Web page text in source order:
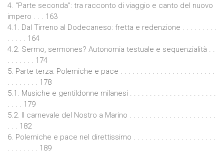
4. “Parte seconda”: tra racconto di viaggio e canto del nuovo
impero . . . 163
4.1. Dal Tirreno al Dodecaneso: fretta e redenzione . . . . . . . . .
. . . . . 164
4.2. Sermo, sermones? Autonomia testuale e sequenzialità . .
. . . . . . . 174
5. Parte terza: Polemiche e pace . . . . . . . . . . . . . . . . . . . . . . . .
. . . . . . . . 178
5.1. Musiche e gentildonne milanesi . . . . . . . . . . . . . . . . . . . . . .
. . . . 179
5.2. Il carnevale del Nostro a Marino . . . . . . . . . . . . . . . . . . . . . .
. . . 182
6. Polemiche e pace nel direttissimo . . . . . . . . . . . . . . . . . . . . .
. . . . . . . . 189